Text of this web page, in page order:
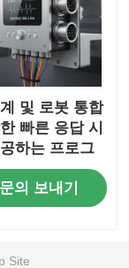
및 로봇 통합
빠른 응답 시
하는 프로그
능 AC 서보 모
버
문의 보내기
Site